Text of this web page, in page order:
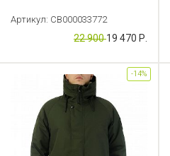
Артикул: CB000033772
22 90019 470 Р.
-14%